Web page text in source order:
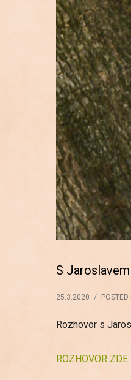
S
25.3.2020 /
Rozhovor s
ROZHOVOR ZDE